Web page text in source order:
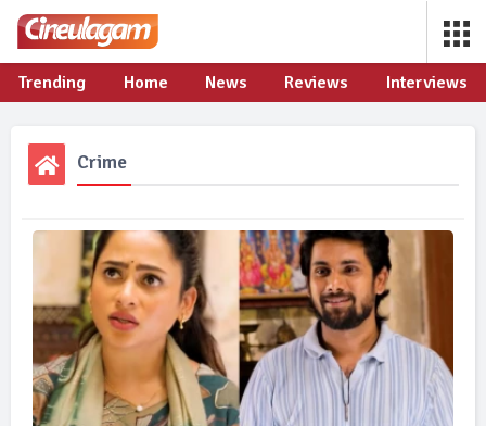
Trending Home News Reviews Interviews
Crime